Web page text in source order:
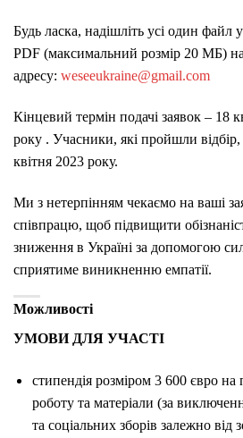
Будь ласка, надішліть усі один файл
PDF (максимальний розмір 20 МБ)
адресу: weseeukraine@gmail.com
Кінцевий термін подачі заявок – 18
року . Учасники, які пройшли відбір,
квітня 2023 року.
Ми з нетерпінням чекаємо на ваші
співпрацю, щоб підвищити
зниження в Україні за допомогою
сприятиме виникненню емпатії.
Можливості
УМОВИ ДЛЯ УЧАСТІ
стипендія розміром 3 600 єврона
роботу та матеріали (за
та соціальних зборів залежно від